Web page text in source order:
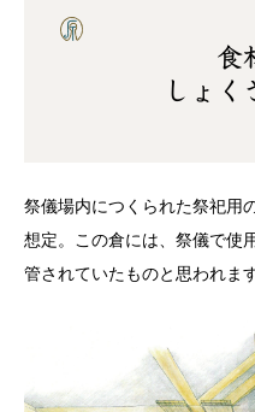
食
しょく
祭儀場内につくられた祭祀用
想定。この倉には、祭儀で使
管されていたものと思われます